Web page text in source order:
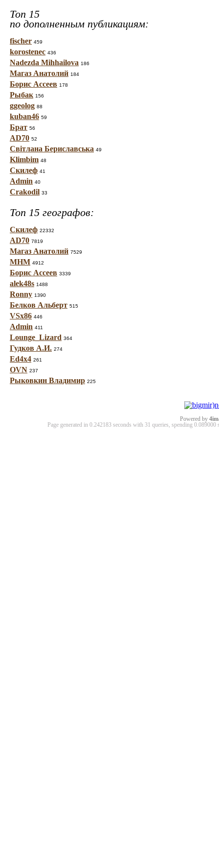
Топ 15
по дополненным публикациям:
fischer 459
korostenec 436
Nadezda Mihhailova 186
Магаз Анатолий 184
Борис Ассеев 178
Рыбак 156
ggeolog 88
kuban46 59
Брат 56
AD70 52
Світлана Бериславська 49
Klimbim 48
Скилеф 41
Admin 40
Crakodil 33
Топ 15 географов:
Скилеф 22332
AD70 7819
Магаз Анатолий 7529
МНМ 4912
Борис Ассеев 3339
alek48s 1488
Ronny 1390
Белков Альберт 515
VSx86 446
Admin 411
Lounge_Lizard 364
Гудков А.И. 274
Ed4x4 261
OVN 237
Рыковкин Владимир 225
Powered by
Page generated in 0.242183 seconds with 31 queries, spending